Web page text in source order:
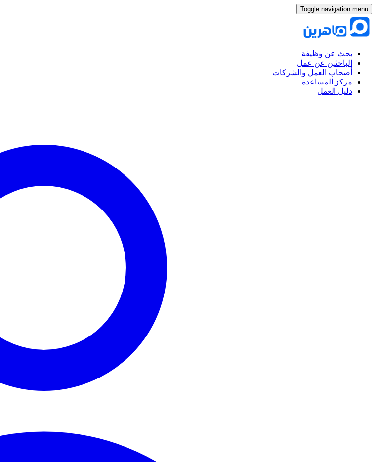
Toggle navigation menu
بحث عن وظيفة
الباحثين عن عمل
أصحاب العمل والشركات
مركز المساعدة
دليل العمل